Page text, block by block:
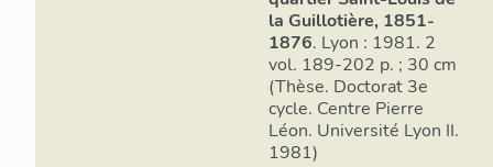
la Guillotière, 1851-
1876. Lyon : 1981. 2
vol. 189-202 p. ; 30 cm
(Thèse. Doctorat 3e
cycle. Centre Pierre
Léon. Université Lyon II.
1981)